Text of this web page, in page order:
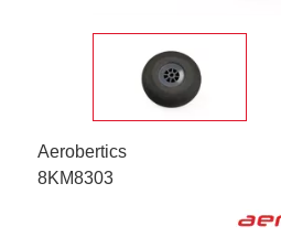
Aerobertics
8KM8303